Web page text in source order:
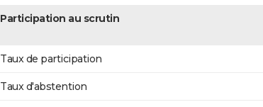
Participation au scrutin
Taux de participation
Taux d'abstention